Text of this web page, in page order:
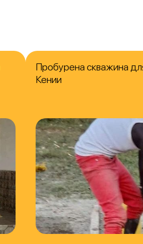
Пробурена скважина
Кении